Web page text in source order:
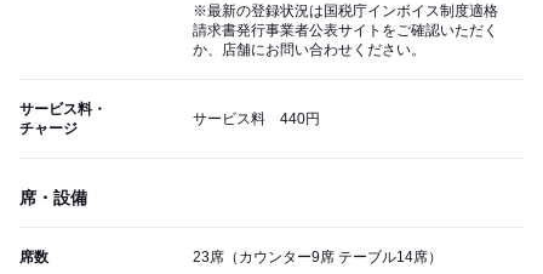
※最新の登録状況は国税庁インボイス制度適格
請求書発行事業者公表サイトをご確認いただく
か、店舗にお問い合わせください。
サービス料・
チャージ
サービス料 440円
席・設備
席数 23席（カウンター9席 テーブル14席）